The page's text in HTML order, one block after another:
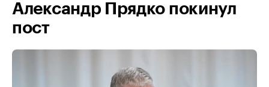
Александр Прядко покинул
пост